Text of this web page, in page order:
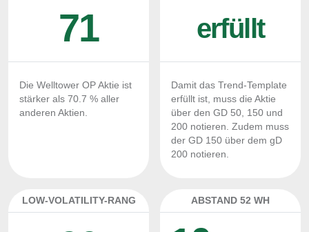
71
Die Welltower OP Aktie ist
stärker als 70.7 % aller
anderen Aktien.
erfüllt
Damit das Trend-Template
erfüllt ist, muss die Aktie
über den GD 50, 150 und
200 notieren. Zudem muss
der GD 150 über dem gD
200 notieren.
LOW-VOLATILITY-RANG ABSTAND 52 WH